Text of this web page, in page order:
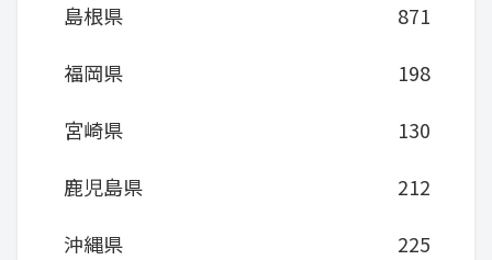
島根県
871
福岡県
198
宮崎県
130
鹿児島県
212
沖縄県
225